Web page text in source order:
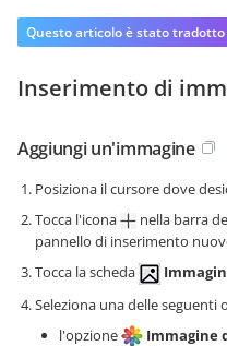
Questo articolo è stato tradotto
Inserimento di
Aggiungi un'immagine
Posiziona il cursore dove
Tocca l'icona
nella barra
pannello di inserimento
Tocca la scheda
Seleziona una delle seguenti
l'opzione
Immagine